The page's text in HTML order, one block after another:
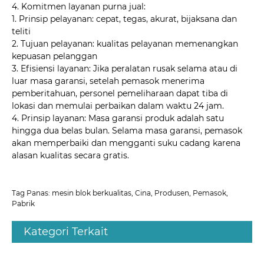
4. Komitmen layanan purna jual:
1. Prinsip pelayanan: cepat, tegas, akurat, bijaksana dan
teliti
2. Tujuan pelayanan: kualitas pelayanan memenangkan
kepuasan pelanggan
3. Efisiensi layanan: Jika peralatan rusak selama atau di
luar masa garansi, setelah pemasok menerima
pemberitahuan, personel pemeliharaan dapat tiba di
lokasi dan memulai perbaikan dalam waktu 24 jam.
4. Prinsip layanan: Masa garansi produk adalah satu
hingga dua belas bulan. Selama masa garansi, pemasok
akan memperbaiki dan mengganti suku cadang karena
alasan kualitas secara gratis.
Tag Panas: mesin blok berkualitas, Cina, Produsen, Pemasok,
Pabrik
Kategori Terkait